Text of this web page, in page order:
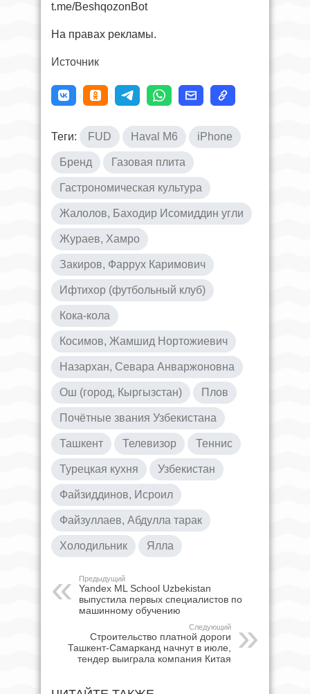
t.me/BeshqozonBot
На правах рекламы.
Источник
Теги: FUD Haval M6 iPhone
Бренд Газовая плита
Гастрономическая культура
Жалолов, Баходир Исомиддин угли
Жураев, Хамро
Закиров, Фаррух Каримович
Ифтихор (футбольный клуб)
Кока-кола
Косимов, Жамшид Нортожиевич
Назархан, Севара Анваржоновна
Ош (город, Кыргызстан) Плов
Почётные звания Узбекистана
Ташкент Телевизор Теннис
Турецкая кухня Узбекистан
Файзиддинов, Исроил
Файзуллаев, Абдулла тарак
Холодильник Ялла
Предыдущий
Yandex ML School Uzbekistan
выпустила первых специалистов по
машинному обучению
Следующий
Строительство платной дороги
Ташкент-Самарканд начнут в июле,
тендер выиграла компания Китая